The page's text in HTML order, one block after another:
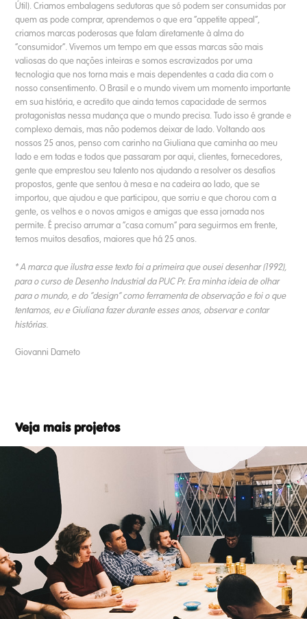
Útil). Criamos embalagens sedutoras que só podem ser consumidas por
quem as pode comprar, aprendemos o que era “appetite appeal”,
criamos marcas poderosas que falam diretamente à alma do
“consumidor”. Vivemos um tempo em que essas marcas são mais
valiosas do que nações inteiras e somos escravizados por uma
tecnologia que nos torna mais e mais dependentes a cada dia com o
nosso consentimento. O Brasil e o mundo vivem um momento importante
em sua história, e acredito que ainda temos capacidade de sermos
protagonistas nessa mudança que o mundo precisa. Tudo isso é grande e
complexo demais, mas não podemos deixar de lado. Voltando aos
nossos 25 anos, penso com carinho na Giuliana que caminha ao meu
lado e em todas e todos que passaram por aqui, clientes, fornecedores,
gente que emprestou seu talento nos ajudando a resolver os desafios
propostos, gente que sentou à mesa e na cadeira ao lado, que se
importou, que ajudou e que participou, que sorriu e que chorou com a
gente, os velhos e o novos amigos e amigas que essa jornada nos
permite. É preciso arrumar a “casa comum” para seguirmos em frente,
temos muitos desafios, maiores que há 25 anos.​​​​​​​
* A marca que ilustra esse texto foi a primeira que ousei desenhar (1992),
para o curso de Desenho Industrial da PUC Pr. Era minha ideia de olhar
para o mundo, e do “design” como ferramenta de observação e foi o que
tentamos, eu e Giuliana fazer durante esses anos, observar e contar
histórias.
Giovanni Dameto
Veja mais projetos
Design & Gênero